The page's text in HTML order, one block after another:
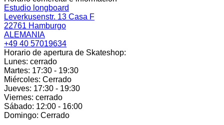
Estudio longboard
Leverkusenstr. 13 Casa F
22761 Hamburgo
ALEMANIA
+49 40 57019634
Horario de apertura de Skateshop:
Lunes: cerrado
Martes: 17:30 - 19:30
Miércoles: Cerrado
Jueves: 17:30 - 19:30
Viernes: cerrado
Sábado: 12:00 - 16:00
Domingo: Cerrado